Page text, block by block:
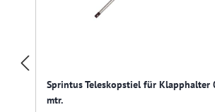
Sprintus Teleskopstiel für Klapphalter
mtr.